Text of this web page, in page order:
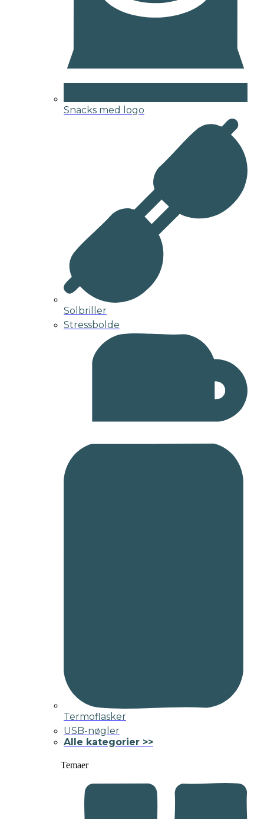
Snacks med logo
Solbriller
Stressbolde
Termoflasker
USB-nøgler
Alle kategorier >>
Temaer